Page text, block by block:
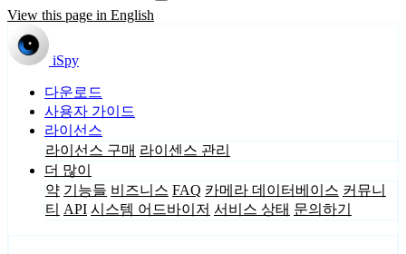
View this page in English
iSpy
다운로드
사용자 가이드
라이선스
라이선스 구매 라이센스 관리
더 많이
약 기능들 비즈니스 FAQ 카메라 데이터베이스 커뮤니
티 API 시스템 어드바이저 서비스 상태 문의하기